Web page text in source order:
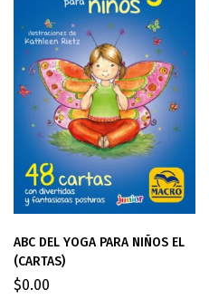
ABC DEL YOGA PARA NIÑOS EL
(CARTAS)
$0.00